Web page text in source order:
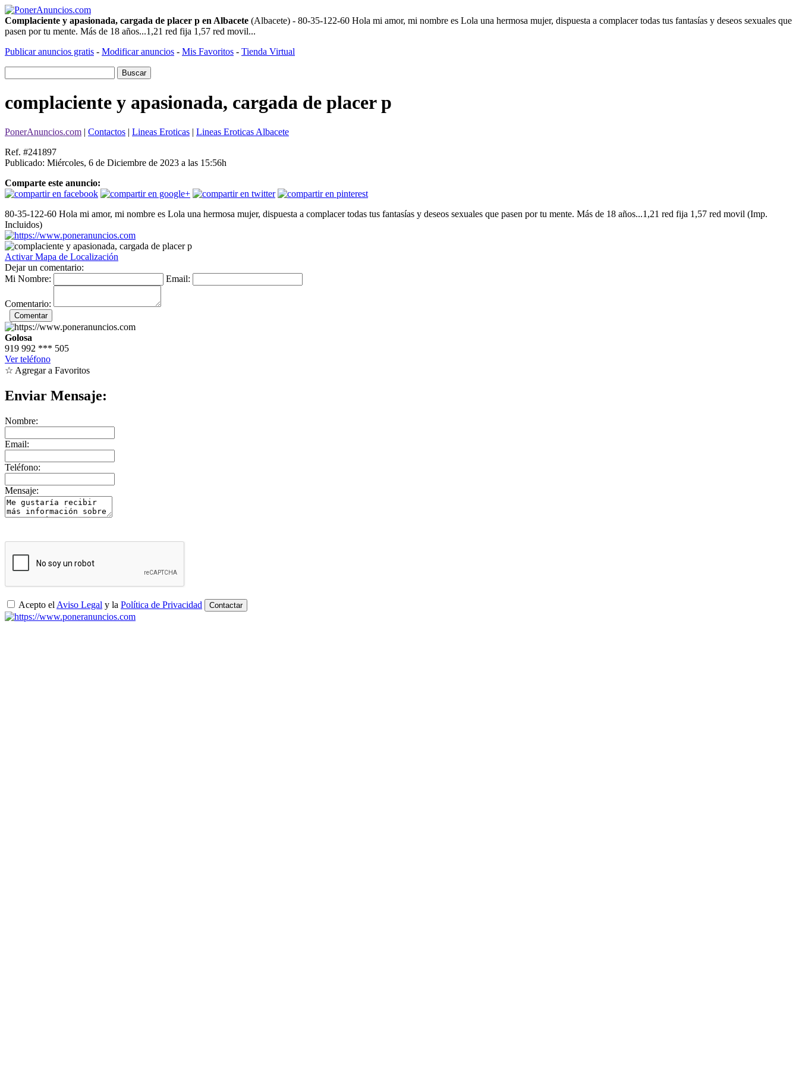
Complaciente y apasionada, cargada de placer p en Albacete (Albacete) - 80-35-122-60 Hola mi amor, mi nombre es Lola una hermosa mujer, dispuesta a complacer todas tus fantasías y deseos sexuales que
pasen por tu mente. Más de 18 años...1,21 red fija 1,57 red movil...
Publicar anuncios gratis - Modificar anuncios - Mis Favoritos - Tienda Virtual
complaciente y apasionada, cargada de placer p
PonerAnuncios.com | Contactos | Lineas Eroticas | Lineas Eroticas Albacete
Ref. #241897
Publicado: Miércoles, 6 de Diciembre de 2023 a las 15:56h
Comparte este anuncio:
80-35-122-60 Hola mi amor, mi nombre es Lola una hermosa mujer, dispuesta a complacer todas tus fantasías y deseos sexuales que pasen por tu mente. Más de 18 años...1,21 red fija 1,57 red movil (Imp.
Incluidos)
Activar Mapa de Localización
Dejar un comentario:
Mi Nombre:
Email:
Comentario:
Golosa
919 992 *** 505
Ver teléfono
☆ Agregar a Favoritos
Enviar Mensaje:
Nombre:
Email:
Teléfono:
Mensaje:
Acepto el Aviso Legal y la Política de Privacidad